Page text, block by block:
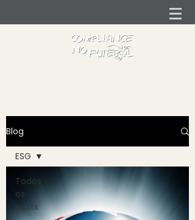
Blog
Todos
os
posts
ESG